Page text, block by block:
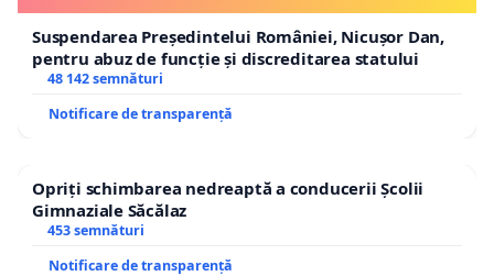
Suspendarea Președintelui României, Nicușor Dan,
pentru abuz de funcție și discreditarea statului
48 142 semnături
Notificare de transparență
Opriți schimbarea nedreaptă a conducerii Școlii
Gimnaziale Săcălaz
453 semnături
Notificare de transparență